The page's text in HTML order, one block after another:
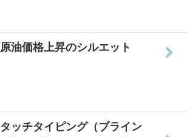
原油価格上昇のシルエット
タッチタイピング（ブライン